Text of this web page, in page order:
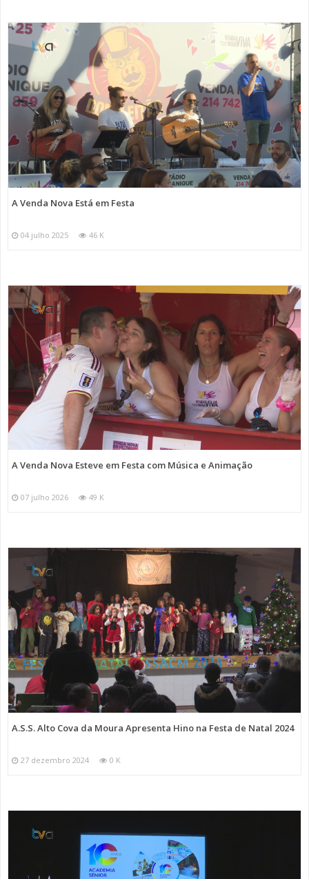
A Venda Nova Está em Festa
04 julho 2025 46 K
A Venda Nova Esteve em Festa com Música e Animação
07 julho 2026 49 K
A.S.S. Alto Cova da Moura Apresenta Hino na Festa de Natal 2024
27 dezembro 2024 0 K